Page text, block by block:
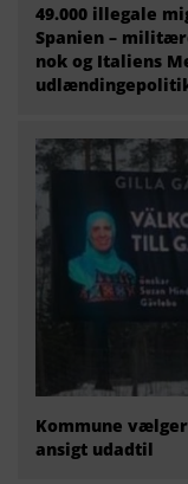
49.000 illegale
Spanien –
nok og Italiens
Kommune
ansigt udadtil